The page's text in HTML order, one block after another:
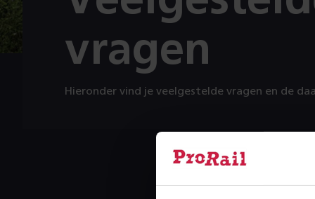
vragen
Hieronder vind je veelgestelde vragen en de